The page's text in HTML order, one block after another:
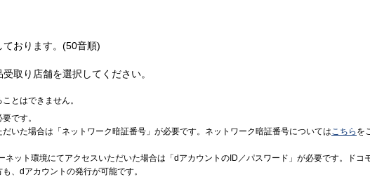
おります。(50音順)
取り店舗を選択してください。
とはできません。
です。
だいた場合は「ネットワーク暗証番号」が必要です。ネットワーク暗証番号についてはこちら を
ネット環境にてアクセスいただいた場合は「dアカウントのID／パスワード」が必要です。ドコ
、dアカウントの発行が可能です。